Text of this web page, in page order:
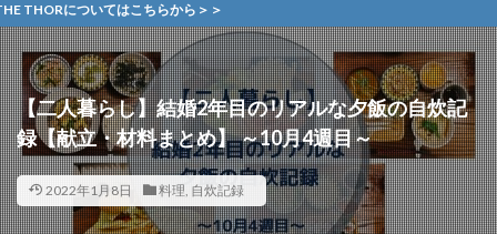
はこちらから＞＞
【二人暮らし】結婚2年目のリアルな夕飯の自炊記
録【献立・材料まとめ】 ～10月4週目～
2022年1月8日 料理, 自炊記録